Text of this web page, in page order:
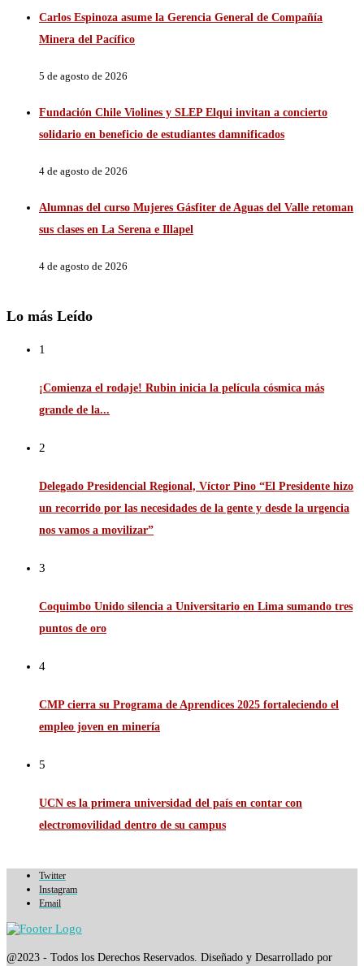
Carlos Espinoza asume la Gerencia General de Compañía
Minera del Pacífico
5 de agosto de 2026
Fundación Chile Violines y SLEP Elqui invitan a concierto
solidario en beneficio de estudiantes damnificados
4 de agosto de 2026
Alumnas del curso Mujeres Gásfiter de Aguas del Valle retoman
sus clases en La Serena e Illapel
4 de agosto de 2026
Lo más Leído
1
¡Comienza el rodaje! Rubin inicia la película cósmica más
grande de la...
2
Delegado Presidencial Regional, Víctor Pino “El Presidente hizo
un recorrido por las necesidades de la gente y desde la urgencia
nos vamos a movilizar”
3
Coquimbo Unido silencia a Universitario en Lima sumando tres
puntos de oro
4
CMP cierra su Programa de Aprendices 2025 fortaleciendo el
empleo joven en minería
5
UCN es la primera universidad del país en contar con
electromovilidad dentro de su campus
Twitter
Instagram
Email
@2023 - Todos los Derechos Reservados. Diseñado y Desarrollado por